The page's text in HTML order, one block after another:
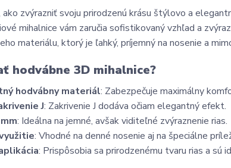
zvýrazniť svoju prirodzenú krásu štýlovo a
mihalnice vám zaručia sofistikovaný vzhľad a
materiálu, ktorý je ľahký, príjemný na nosenie a
hodvábne 3D mihalnice?
hodvábny materiál: Zabezpečuje maximálny
J: Zakrivenie J dodáva očiam elegantný efekt.
: Ideálna na jemné, avšak viditeľné zvýraznenie rias.
: Vhodné na denné nosenie aj na špeciálne
: Prispôsobia sa prirodzenému tvaru rias a sú